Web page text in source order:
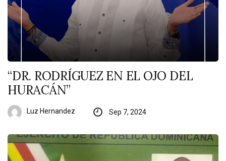
“DR. RODRÍGUEZ EN EL OJO DEL
HURACÁN”
Luz Hernandez Sep 7, 2024